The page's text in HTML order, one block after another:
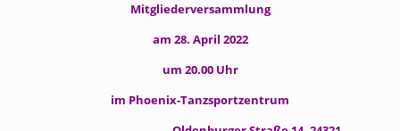
Mitgliederversammlung
am 28. April 2022
um 20.00 Uhr
im Phoenix-Tanzsportzentrum